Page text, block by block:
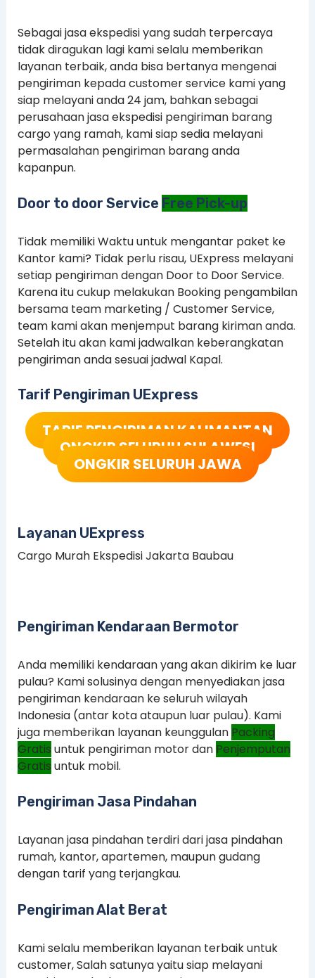
Sebagai jasa ekspedisi yang sudah terpercaya
tidak diragukan lagi kami selalu memberikan
layanan terbaik, anda bisa bertanya mengenai
pengiriman kepada customer service kami yang
siap melayani anda 24 jam, bahkan sebagai
perusahaan jasa ekspedisi pengiriman barang
cargo yang ramah, kami siap sedia melayani
permasalahan pengiriman barang anda
kapanpun.
Door to door Service Free Pick-up
Tidak memiliki Waktu untuk mengantar paket ke
Kantor kami? Tidak perlu risau, UExpress melayani
setiap pengiriman dengan Door to Door Service.
Karena itu cukup melakukan Booking pengambilan
bersama team marketing / Customer Service,
team kami akan menjemput barang kiriman anda.
Setelah itu akan kami jadwalkan keberangkatan
pengiriman anda sesuai jadwal Kapal.
Tarif Pengiriman UExpress
TARIF PENGIRIMAN KALIMANTAN
ONGKIR SELURUH SULAWESI
ONGKIR SELURUH JAWA
Layanan UExpress
Cargo Murah Ekspedisi Jakarta Baubau
Pengiriman Kendaraan Bermotor
Anda memiliki kendaraan yang akan dikirim ke luar
pulau? Kami solusinya dengan menyediakan jasa
pengiriman kendaraan ke seluruh wilayah
Indonesia (antar kota ataupun luar pulau). Kami
juga memberikan layanan keunggulan Packing
Gratis untuk pengiriman motor dan Penjemputan
Gratis untuk mobil.
Pengiriman Jasa Pindahan
Layanan jasa pindahan terdiri dari jasa pindahan
rumah, kantor, apartemen, maupun gudang
dengan tarif yang terjangkau.
Pengiriman Alat Berat
Kami selalu memberikan layanan terbaik untuk
customer, Salah satunya yaitu siap melayani